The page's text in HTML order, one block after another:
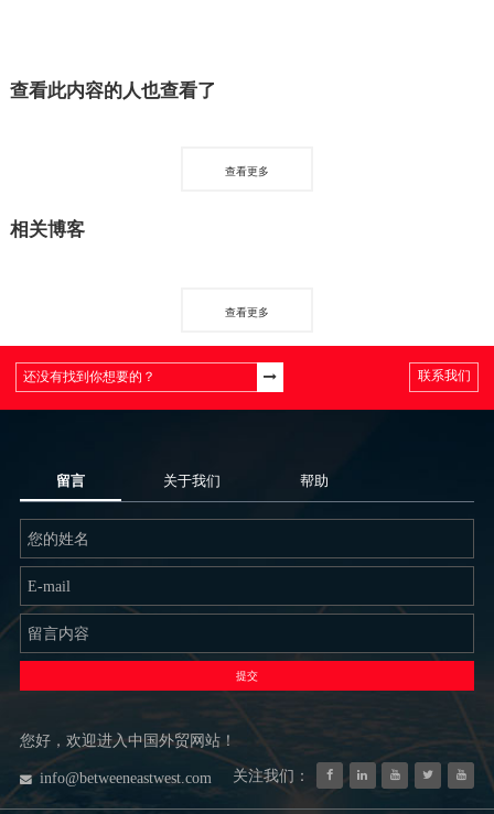
查看此内容的人也查看了
查看更多
相关博客
查看更多
联系我们
留言 关于我们 帮助
提交
您好，欢迎进入中国外贸网站！
info@betweeneastwest.com 关注我们：